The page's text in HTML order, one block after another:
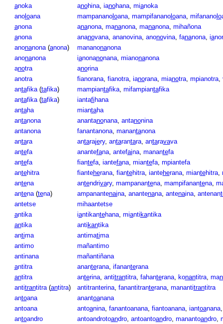
anoka anohina, ianohana, mianoka
anoloana mampananoloana, mampifananoloana, mifananolo
anona ananona, mananona, mananona, mihañona
anona ananovana, ananovina, anonovina, fananona, ia
anonanona(anona) mananonanona
anonanona ianonanonana, mianonanona
anotra anorina
anotra
fianorana, fianotra, ianorana, mianotra, mpianotra,
antafika(tafika) mampiantafika, mifampiantafika
antafika(tafika) iantafi hana
antaha miantaha
antanona anantanonana, antanonina
antanona
fanantanona, manantanona
antara antarajery, antarantara, antaravava
antefa anantefana, antefaina, manantefa
antefa fiantefa, iantefana, miantefa, mpiantefa
antehitra fianteherana, fiantehitra, ianteherana, miantehitra,
antena antendrivary, mampanantena, mampifanantena,
antena(tena) ampanantenaina, anantenana, antenaina, antenan
antetse
mihaantetse
antika iantikantehana, mianti kantika
antika anti kantika
antima antimatima
antimo
mañantimo
antinana
mañantiñana
antitra ananterana, ifananterana
antitra anterina, antitrantitra, fahanterana, konantitra, ma
antitrantitra(antitra) antitranterina, fanantitranterana, manantitrantitra
antoana anantoanana
antoana
antoanina, fanantoanana, fiantoanana, iantoanana
antoandro antoandrotoandro, antoantoandro, manantoandro,